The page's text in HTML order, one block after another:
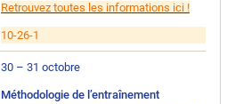
Retrouvez toutes les informations ici !
10-26-1
30 – 31 octobre
Méthodologie de l’entraînement